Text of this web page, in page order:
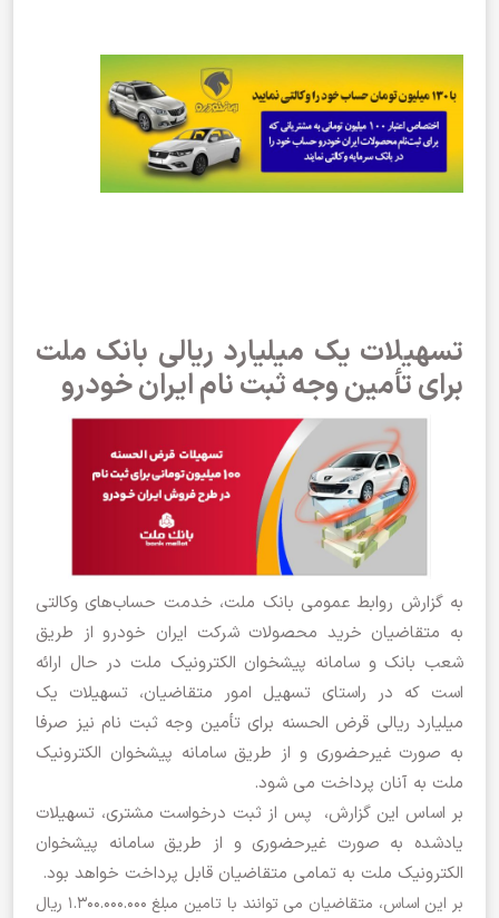
تسهیلات یک میلیارد ریالی بانک ملت
برای تأمین وجه ثبت نام ایران خودرو
به گزارش روابط عمومی بانک ملت، خدمت حساب‌های وکالتی
به متقاضیان خرید محصولات شرکت ایران خودرو از طریق
شعب بانک و سامانه پیشخوان الکترونیک ملت در حال ارائه
است که در راستای تسهیل امور متقاضیان، تسهیلات یک
میلیارد ریالی قرض الحسنه برای تأمین وجه ثبت نام نیز صرفا
به صورت غیرحضوری و از طریق سامانه پیشخوان الکترونیک
ملت به آنان پرداخت می شود.
بر اساس این گزارش، پس از ثبت درخواست مشتری، تسهیلات
یادشده به صورت غیرحضوری و از طریق سامانه پیشخوان
الکترونیک ملت به تمامی متقاضیان قابل پرداخت خواهد بود.
بر این اساس، متقاضیان می توانند با تامین مبلغ 1.300.000.000 ریال